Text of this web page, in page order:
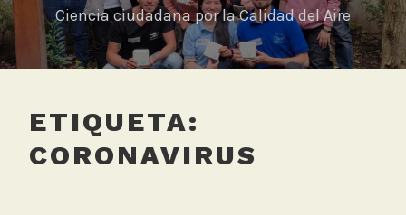
Ciencia ciudadana por la Calidad del Aire
ETIQUETA:
CORONAVIRUS